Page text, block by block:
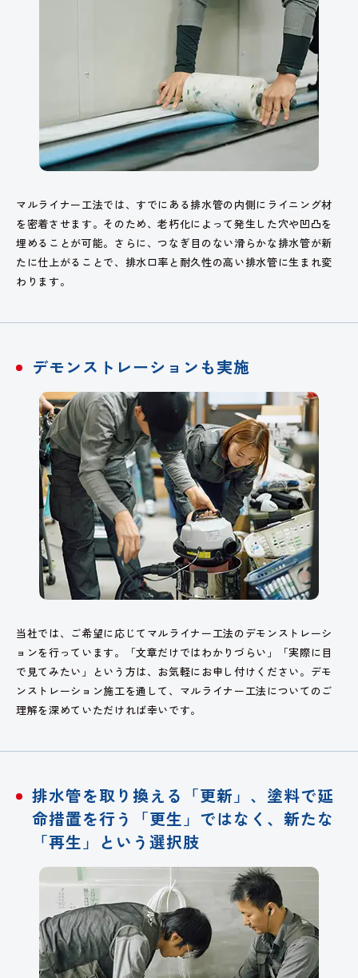
マルライナー工法では、すでにある排水管の内側にライニング材
を密着させます。そのため、老朽化によって発生した穴や凹凸を
埋めることが可能。さらに、つなぎ目のない滑らかな排水管が新
たに仕上がることで、排水口率と耐久性の高い排水管に生まれ変
わります。
デモンストレーションも実施
当社では、ご希望に応じてマルライナー工法のデモンストレーシ
ョンを行っています。「文章だけではわかりづらい」「実際に目
で見てみたい」という方は、お気軽にお申し付けください。デモ
ンストレーション施工を通して、マルライナー工法についてのご
理解を深めていただければ幸いです。
排水管を取り換える「更新」、塗料で延
命措置を行う「更生」ではなく、新たな
「再生」という選択肢